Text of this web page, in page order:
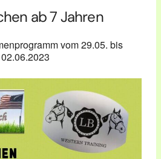
ab 7 Jahren
vom 29.05. bis
02.06.2023